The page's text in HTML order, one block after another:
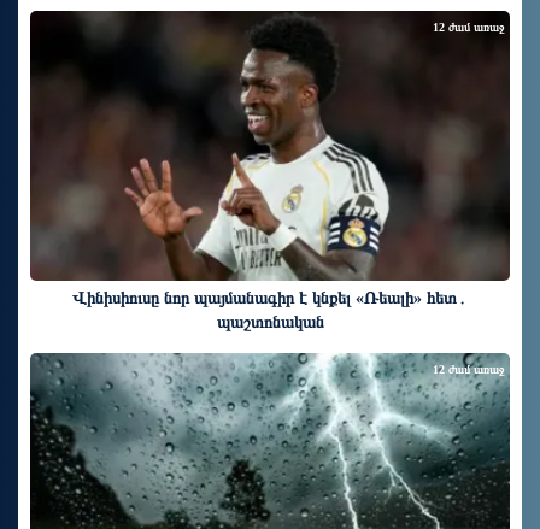
Վինիսիուսը նոր պայմանագիր է կնքել «Ռեալի» հետ․
պաշտոնական
12 ժամ առաջ
12 ժամ առաջ